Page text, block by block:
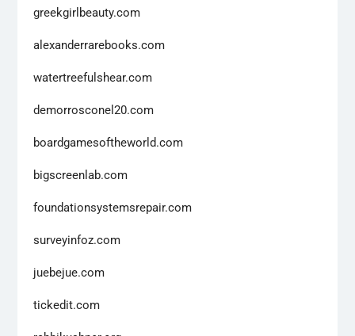
greekgirlbeauty.com
alexanderrarebooks.com
watertreefulshear.com
demorrosconel20.com
boardgamesoftheworld.com
bigscreenlab.com
foundationsystemsrepair.com
surveyinfoz.com
juebejue.com
tickedit.com